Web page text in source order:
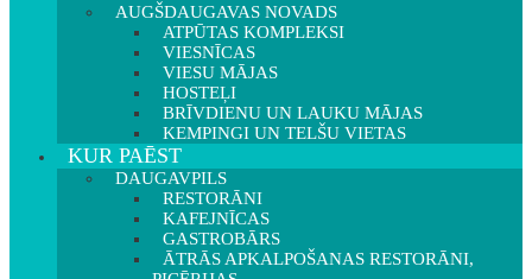
AUGŠDAUGAVAS NOVADS
ATPŪTAS KOMPLEKSI
VIESNĪCAS
VIESU MĀJAS
HOSTEĻI
BRĪVDIENU UN LAUKU MĀJAS
KEMPINGI UN TELŠU VIETAS
KUR PAĒST
DAUGAVPILS
RESTORĀNI
KAFEJNĪCAS
GASTROBĀRS
ĀTRĀS APKALPOŠANAS RESTORĀNI,